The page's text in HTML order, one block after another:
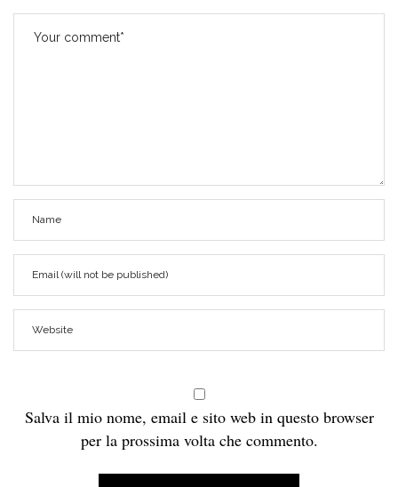
Salva il mio nome, email e sito web in questo browser
per la prossima volta che commento.